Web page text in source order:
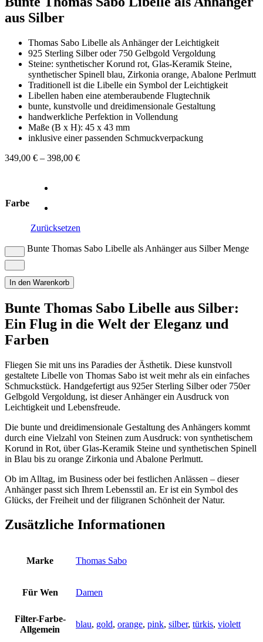
aus Silber
Thomas Sabo Libelle als Anhänger der Leichtigkeit
925 Sterling Silber oder 750 Gelbgold Vergoldung
Steine: synthetischer Korund rot, Glas-Keramik Steine,
synthetischer Spinell blau, Zirkonia orange, Abalone Perlmutt
Traditionell ist die Libelle ein Symbol der Leichtigkeit
Libellen haben eine atemberaubende Flugtechnik
bunte, kunstvolle und dreidimensionale Gestaltung
handwerkliche Perfektion in Vollendung
Maße (B x H): 45 x 43 mm
inklusive einer passenden Schmuckverpackung
349,00 € – 398,00 €
Farbe
Zurücksetzen
Bunte Thomas Sabo Libelle als Anhänger aus Silber Menge
In den Warenkorb
Bunte Thomas Sabo Libelle aus Silber:
Ein Flug in die Welt der Eleganz und
Farben
Fliegen Sie mit uns ins Paradies der Ästhetik. Diese kunstvoll
gestaltete Libelle von Thomas Sabo ist weit mehr als ein einfaches
Schmuckstück. Handgefertigt aus 925er Sterling Silber oder 750er
Gelbgold Vergoldung, ist dieser Anhänger ein Ausdruck von
Leichtigkeit und Lebensfreude.
Die bunte und dreidimensionale Gestaltung des Anhängers kommt
durch eine Vielzahl von Steinen zum Ausdruck: von synthetischem
Korund in Rot, über Glas-Keramik Steine und synthetischen Spinell
in Blau bis zu orange Zirkonia und Abalone Perlmutt.
Ob im Alltag, im Business oder bei festlichen Anlässen – dieser
Anhänger passt sich Ihrem Lebensstil an. Er ist ein Symbol des
Glücks, der Freiheit und der filigranen Schönheit der Natur.
Zusätzliche Informationen
Marke Thomas Sabo
Für Wen Damen
Filter-Farbe-
Allgemein
blau, gold, orange, pink, silber, türkis, violett